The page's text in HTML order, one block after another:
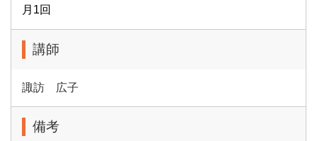
月1回
講師
諏訪 広子
備考